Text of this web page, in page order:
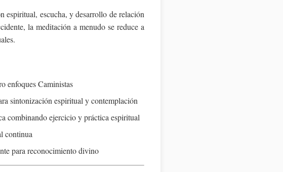
espiritual, escucha, y desarrollo de relación
la meditación a menudo se reduce a
enfoques Caministas
sintonización espiritual y contemplación
combinando ejercicio y práctica espiritual
continua
para reconocimiento divino